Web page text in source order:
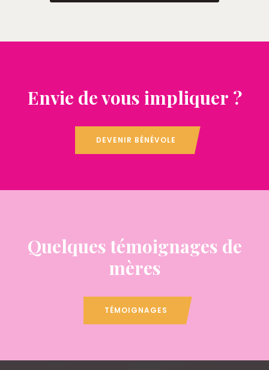
Envie de vous impliquer ?
DEVENIR BÉNÉVOLE
Quelques témoignages de
mères
TÉMOIGNAGES